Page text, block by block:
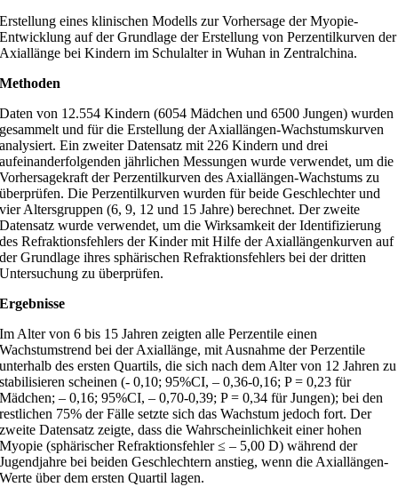
Erstellung eines klinischen Modells zur Vorhersage der Myopie-
Entwicklung auf der Grundlage der Erstellung von Perzentilkurven der
Axiallänge bei Kindern im Schulalter in Wuhan in Zentralchina.
Methoden
Daten von 12.554 Kindern (6054 Mädchen und 6500 Jungen) wurden
gesammelt und für die Erstellung der Axiallängen-Wachstumskurven
analysiert. Ein zweiter Datensatz mit 226 Kindern und drei
aufeinanderfolgenden jährlichen Messungen wurde verwendet, um die
Vorhersagekraft der Perzentilkurven des Axiallängen-Wachstums zu
überprüfen. Die Perzentilkurven wurden für beide Geschlechter und
vier Altersgruppen (6, 9, 12 und 15 Jahre) berechnet. Der zweite
Datensatz wurde verwendet, um die Wirksamkeit der Identifizierung
des Refraktionsfehlers der Kinder mit Hilfe der Axiallängenkurven auf
der Grundlage ihres sphärischen Refraktionsfehlers bei der dritten
Untersuchung zu überprüfen.
Ergebnisse
Im Alter von 6 bis 15 Jahren zeigten alle Perzentile einen
Wachstumstrend bei der Axiallänge, mit Ausnahme der Perzentile
unterhalb des ersten Quartils, die sich nach dem Alter von 12 Jahren zu
stabilisieren scheinen (- 0,10; 95%CI, – 0,36-0,16; P = 0,23 für
Mädchen; – 0,16; 95%CI, – 0,70-0,39; P = 0,34 für Jungen); bei den
restlichen 75% der Fälle setzte sich das Wachstum jedoch fort. Der
zweite Datensatz zeigte, dass die Wahrscheinlichkeit einer hohen
Myopie (sphärischer Refraktionsfehler ≤ – 5,00 D) während der
Jugendjahre bei beiden Geschlechtern anstieg, wenn die Axiallängen-
Werte über dem ersten Quartil lagen.